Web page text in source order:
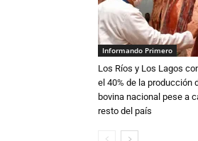
Informando Primero
Los Ríos y Los Lagos
el 40% de la producción
bovina nacional pese a
resto del país